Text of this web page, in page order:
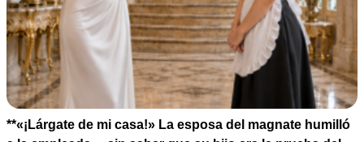
**«¡Lárgate de mi casa!» La esposa del magnate humilló